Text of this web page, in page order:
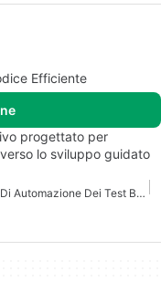
Efficiente
progettato per
lo sviluppo guidato
Strumenti Di Automazione Dei Test Basati Su AI